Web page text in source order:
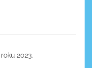
2023.